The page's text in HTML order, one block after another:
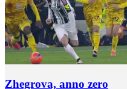
Zhegrova, anno zero